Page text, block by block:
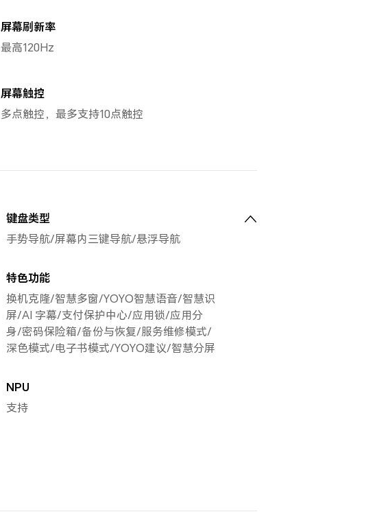
屏幕刷新率
最高120Hz
屏幕触控
多点触控，最多支持10点触控
键盘类型
手势导航/屏幕内三键导航/悬浮导航
特色功能
换机克隆/智慧多窗/YOYO智慧语音/智慧识
屏/AI 字幕/支付保护中心/应用锁/应用分
身/密码保险箱/备份与恢复/服务维修模式/
深色模式/电子书模式/YOYO建议/智慧分屏
NPU
支持